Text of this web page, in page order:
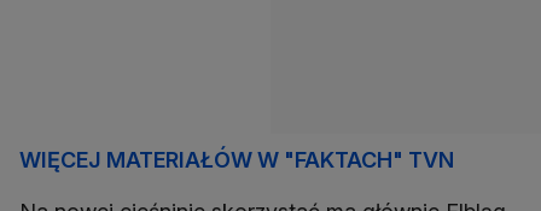
WIĘCEJ MATERIAŁÓW W "FAKTACH" TVN